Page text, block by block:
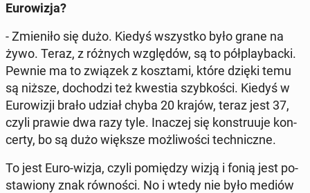
Eu­ro­wi­zja?
- Zmie­ni­ło się dużo. Kiedyś wszyst­ko było grane na
żywo. Teraz, z różnych wzglę­dów, są to pół­play­bac­ki.
Pewnie ma to związek z kosz­ta­mi, które dzięki temu
są niższe, do­cho­dzi też kwestia szyb­ko­ści. Kiedyś w
Eu­ro­wi­zji brało udział chyba 20 krajów, teraz jest 37,
czyli prawie dwa razy tyle. Inaczej się kon­stru­uje kon­
cer­ty, bo są dużo większe moż­li­wo­ści tech­nicz­ne.
To jest Euro-wizja, czyli po­mię­dzy wizją i fonią jest po­
sta­wio­ny znak rów­no­ści. No i wtedy nie było mediów